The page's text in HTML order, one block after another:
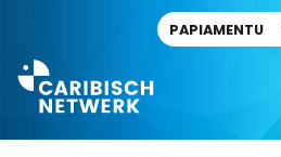
PAPIAMENTU